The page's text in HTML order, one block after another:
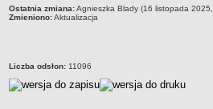
BURSA MIEJSKA
Dane podstawowe
Majątek
Godziny dyżurów
Ostatnia zmiana:Agnieszka Blady (16 listopada
Zmieniono:Aktualizacja
Liczba odsłon: 11096